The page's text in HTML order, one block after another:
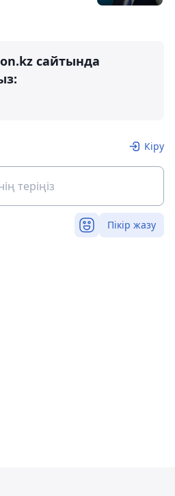
сайтында
Кіру
Пікір жазу